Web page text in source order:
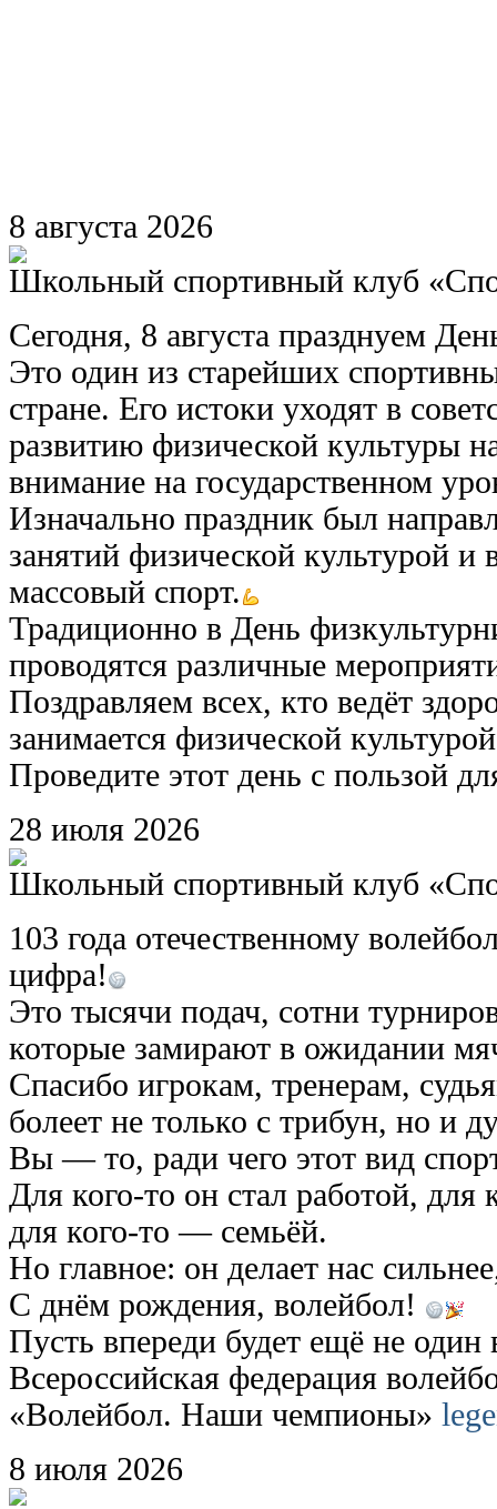
8 августа 2026
Школьный спортивный клуб
Сегодня, 8 августа празднуем
Это один из старейших
стране. Его истоки уходят в
развитию физической культуры
внимание на государственном
Изначально праздник был
занятий физической культурой и
массовый спорт.
Традиционно в День
проводятся различные
Поздравляем всех, кто ведёт
занимается физической
Проведите этот день с пользой
28 июля 2026
Школьный спортивный клуб
103 года отечественному
цифра!
Это тысячи подач, сотни
которые замирают в ожидании
Спасибо игрокам, тренерам,
болеет не только с трибун, но и
Вы — то, ради чего этот вид
Для кого-то он стал работой,
для кого-то — семьёй.
Но главное: он делает нас
С днём рождения, волейбол!
Пусть впереди будет ещё не один
Всероссийская федерация
«Волейбол. Наши чемпионы»
8 июля 2026